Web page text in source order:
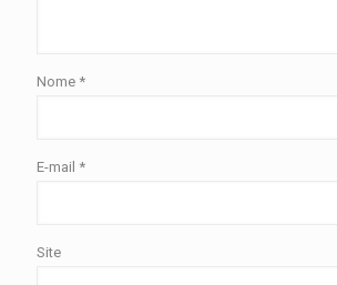
Nome *
E-mail *
Site